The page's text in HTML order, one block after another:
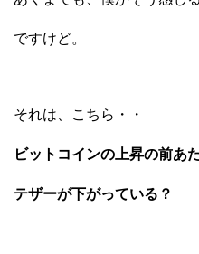
ですけど。
それは、こちら・・
ビットコインの上昇の前あ
テザーが下がっている？